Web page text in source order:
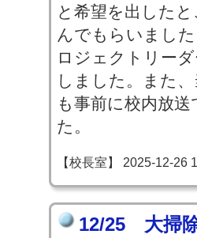
と希望を出した
んでもらいまし
ロジェクトリー
しました。また
も事前に校内放
た。
【校長室】 2025-12-26
12/25 大掃